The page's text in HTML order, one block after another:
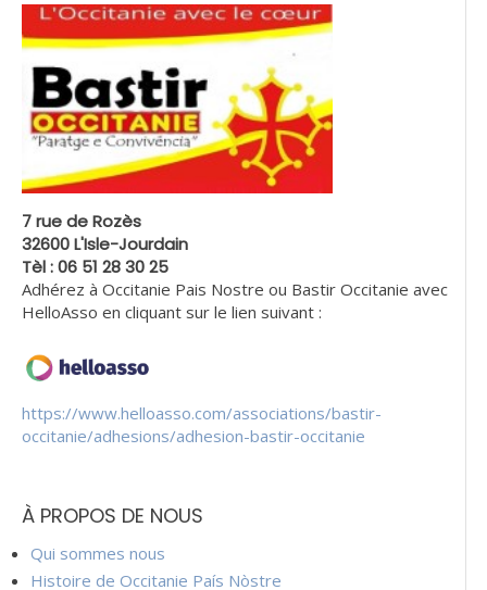
7 rue de Rozès
32600 L'Isle-Jourdain
Tèl : 06 51 28 30 25
Adhérez à Occitanie Pais Nostre ou Bastir Occitanie avec
HelloAsso en cliquant sur le lien suivant :
https://www.helloasso.com/associations/bastir-
occitanie/adhesions/adhesion-bastir-occitanie
À PROPOS DE NOUS
Qui sommes nous
Histoire de Occitanie País Nòstre